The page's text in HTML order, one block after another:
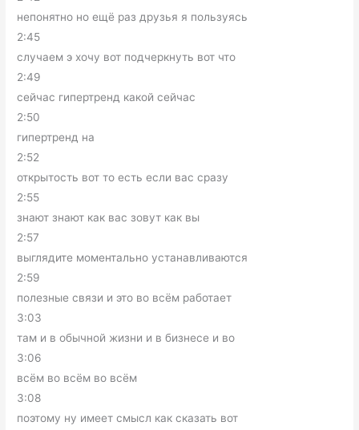
непонятно но ещё раз друзья я пользуясь
2:45
случаем э хочу вот подчеркнуть вот что
2:49
сейчас гипертренд какой сейчас
2:50
гипертренд на
2:52
открытость вот то есть если вас сразу
2:55
знают знают как вас зовут как вы
2:57
выглядите моментально устанавливаются
2:59
полезные связи и это во всём работает
3:03
там и в обычной жизни и в бизнесе и во
3:06
всём во всём во всём
3:08
поэтому ну имеет смысл как сказать вот